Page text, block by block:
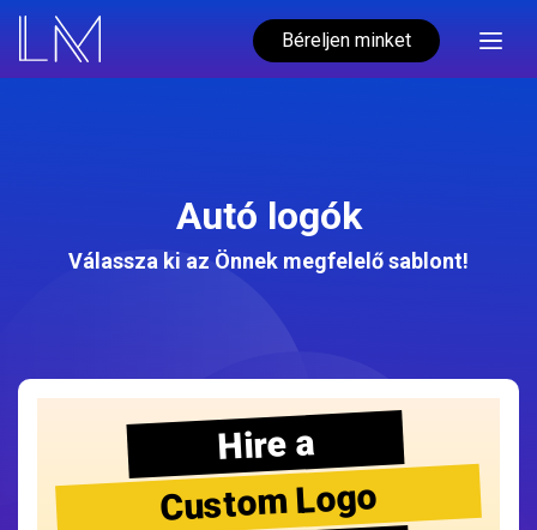
Béreljen minket
Autó logók
Válassza ki az Önnek megfelelő sablont!
Hire a
Custom Logo